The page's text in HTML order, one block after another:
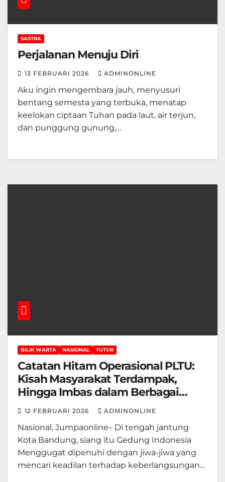
SASTRA
Perjalanan Menuju Diri
13 FEBRUARI 2026 ADMINONLINE
Aku ingin mengembara jauh, menyusuri
bentang semesta yang terbuka, menatap
keelokan ciptaan Tuhan pada laut, air terjun,
dan punggung gunung,…
BILIK WARTA NASIONAL TUTUR
Catatan Hitam Operasional PLTU:
Kisah Masyarakat Terdampak,
Hingga Imbas dalam Berbagai
Sektor
12 FEBRUARI 2026 ADMINONLINE
Nasional, Jumpaonline– Di tengah jantung
Kota Bandung, siang itu Gedung Indonesia
Menggugat dipenuhi dengan jiwa-jiwa yang
mencari keadilan terhadap keberlangsungan…